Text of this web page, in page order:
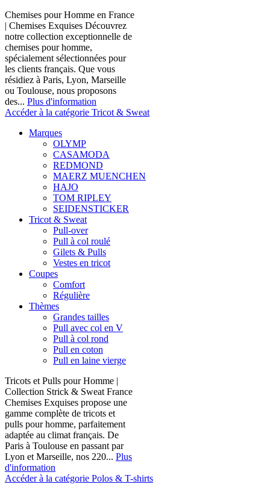
Chemises pour Homme en France
| Chemises Exquises Découvrez
notre collection exceptionnelle de
chemises pour homme,
spécialement sélectionnées pour
les clients français. Que vous
résidiez à Paris, Lyon, Marseille
ou Toulouse, nous proposons
des... Plus d'information
Accéder à la catégorie Tricot & Sweat
Marques
OLYMP
CASAMODA
REDMOND
MAERZ MUENCHEN
HAJO
TOM RIPLEY
SEIDENSTICKER
Tricot & Sweat
Pull-over
Pull à col roulé
Gilets & Pulls
Vestes en tricot
Coupes
Comfort
Régulière
Thèmes
Grandes tailles
Pull avec col en V
Pull à col rond
Pull en coton
Pull en laine vierge
Tricots et Pulls pour Homme |
Collection Strick & Sweat France
Chemises Exquises propose une
gamme complète de tricots et
pulls pour homme, parfaitement
adaptée au climat français. De
Paris à Toulouse en passant par
Lyon et Marseille, nos 220... Plus
d'information
Accéder à la catégorie Polos & T-shirts